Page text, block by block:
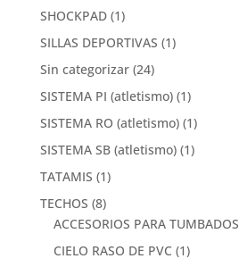
SHOCKPAD (1)
SILLAS DEPORTIVAS (1)
Sin categorizar (24)
SISTEMA PI (atletismo) (1)
SISTEMA RO (atletismo) (1)
SISTEMA SB (atletismo) (1)
TATAMIS (1)
TECHOS (8)
ACCESORIOS PARA TUMBADOS
CIELO RASO DE PVC (1)